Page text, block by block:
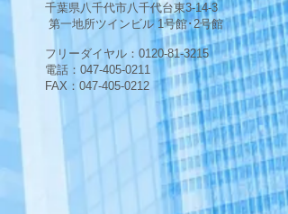
千葉県八千代市八千代台東3-14-3
第一地所ツインビル 1号館･2号館
フリーダイヤル：0120-81-3215
電話：047-405-0211
FAX：047-405-0212